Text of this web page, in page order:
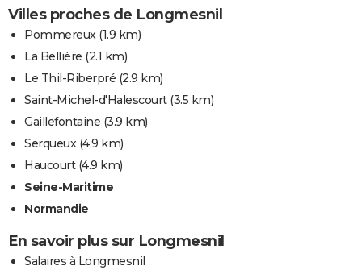
Villes proches de Longmesnil
Pommereux (1.9 km)
La Bellière (2.1 km)
Le Thil-Riberpré (2.9 km)
Saint-Michel-d'Halescourt(3.5 km)
Gaillefontaine (3.9 km)
Serqueux (4.9 km)
Haucourt(4.9 km)
Seine-Maritime
Normandie
En savoir plus sur Longmesnil
Salaires à Longmesnil